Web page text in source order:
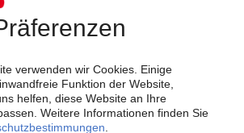
Was Kunst­stoff­verarbeiter wissen müssen,
mehr liefert – Informationen zum
Majeure, Corona und Kunststoff-
Tipps für die Praxis.